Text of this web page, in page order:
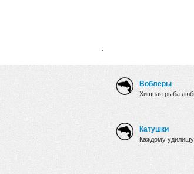
.
Воблеры
Хищная рыба
Катушки
Каждому